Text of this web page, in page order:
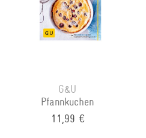
G&U
Pfannkuchen
11,99 €